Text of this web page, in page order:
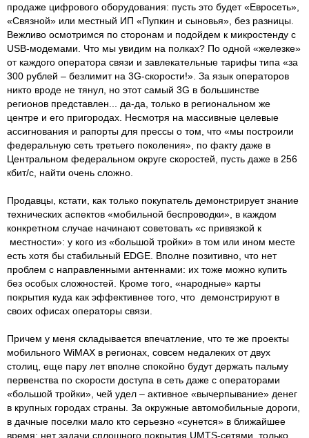
продаже цифрового оборудования: пусть это будет «Евросеть»,
«Связной» или местный ИП «Пупкин и сыновья», без разницы.
Вежливо осмотримся по сторонам и подойдем к микростенду с
USB-модемами. Что мы увидим на полках? По одной «железке»
от каждого оператора связи и завлекательные тарифы типа «за
300 рублей – безлимит на 3G-скорости!». За язык операторов
никто вроде не тянул, но этот самый 3G в большинстве
регионов представлен... да-да, только в региональном же
центре и его пригородах. Несмотря на массивные целевые
ассигнования и рапорты для прессы о том, что «мы построили
федеральную сеть третьего поколения», по факту даже в
Центральном федеральном округе скоростей, пусть даже в 256
кбит/с, найти очень сложно.
Продавцы, кстати, как только покупатель демонстрирует знание
технических аспектов «мобильной беспроводки», в каждом
конкретном случае начинают советовать «с привязкой к
местности»: у кого из «большой тройки» в том или ином месте
есть хотя бы стабильный EDGE. Вполне позитивно, что нет
проблем с направленными антеннами: их тоже можно купить
без особых сложностей. Кроме того, «народные» карты
покрытия куда как эффективнее того, что демонстрируют в
своих офисах операторы связи.
Причем у меня складывается впечатление, что те же проекты
мобильного WiMAX в регионах, совсем недалеких от двух
столиц, еще пару лет вполне спокойно будут держать пальму
первенства по скорости доступа в сеть даже с операторами
«большой тройки», чей удел – активное «вычерпывание» денег
в крупных городах страны. За окружные автомобильные дороги,
в дачные поселки мало кто серьезно «сунется» в ближайшее
время: нет задачи сплошного покрытия UMTS-сетями, только